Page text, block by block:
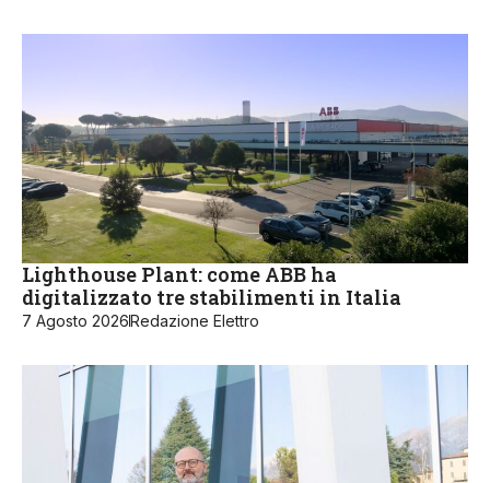
Lighthouse Plant: come ABB ha
digitalizzato tre stabilimenti in Italia
7 Agosto 2026Redazione Elettro